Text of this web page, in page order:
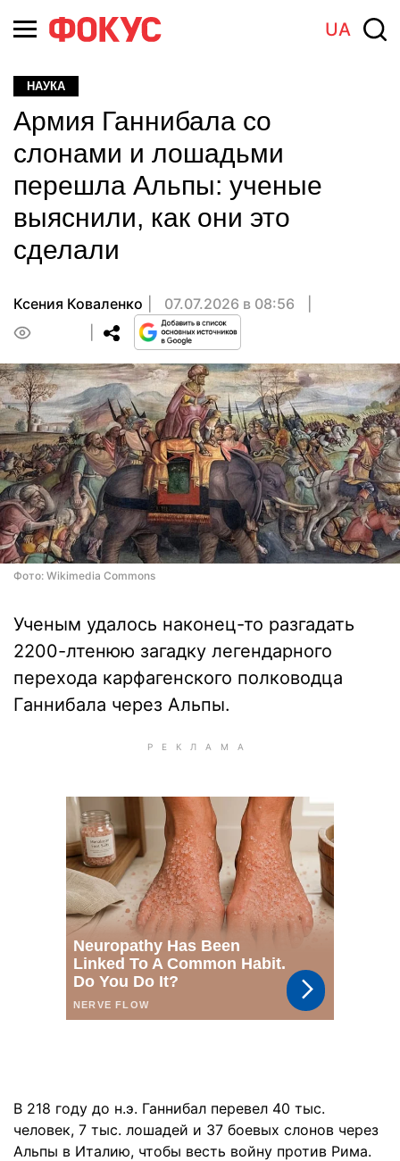
UA
НАУКА
Армия Ганнибала со
слонами и лошадьми
перешла Альпы: ученые
выяснили, как они это
сделали
Ксения Коваленко
07.07.2026 в 08:56
Фото: Wikimedia Commons
Ученым удалось наконец-то разгадать
2200-лтенюю загадку легендарного
перехода карфагенского полководца
Ганнибала через Альпы.
В 218 году до н.э. Ганнибал перевел 40 тыс.
человек, 7 тыс. лошадей и 37 боевых слонов через
Альпы в Италию, чтобы весть войну против Рима.